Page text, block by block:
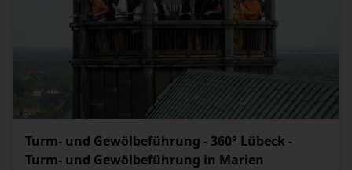
Turm- und Gewölbeführung - 360° Lübeck -
Turm- und Gewölbeführung in Marien